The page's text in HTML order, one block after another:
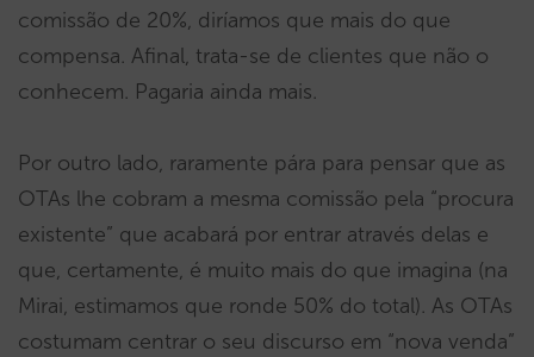
comissão de 20%, diríamos que mais do que
compensa. Afinal, trata-se de clientes que não o
conhecem. Pagaria ainda mais.
Por outro lado, raramente pára para pensar que as
OTAs lhe cobram a mesma comissão pela “procura
existente” que acabará por entrar através delas e
que, certamente, é muito mais do que imagina (na
Mirai, estimamos que ronde 50% do total). As OTAs
costumam centrar o seu discurso em “nova venda”